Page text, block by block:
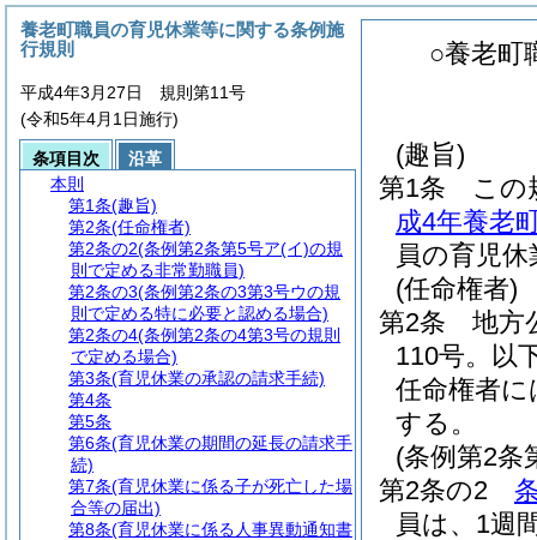
○養老町
(趣旨)
第1条
この
成4年養老
員の育児
(任命権者)
第2条
地方
110号。以
任命権者
する。
(条例第2条
第2条の2
員は、1週
養老町職員の育児休業等に関する条例施
行規則
平成4年3月27日 規則第11号
(令和5年4月1日施行)
条項目次
沿革
本則
第1条(趣旨)
第2条(任命権者)
第2条の2(条例第2条第5号ア(イ)の規
則で定める非常勤職員)
第2条の3(条例第2条の3第3号ウの規
則で定める特に必要と認める場合)
第2条の4(条例第2条の4第3号の規則
で定める場合)
第3条(育児休業の承認の請求手続)
第4条
第5条
第6条(育児休業の期間の延長の請求手
続)
第7条(育児休業に係る子が死亡した場
合等の届出)
第8条(育児休業に係る人事異動通知書